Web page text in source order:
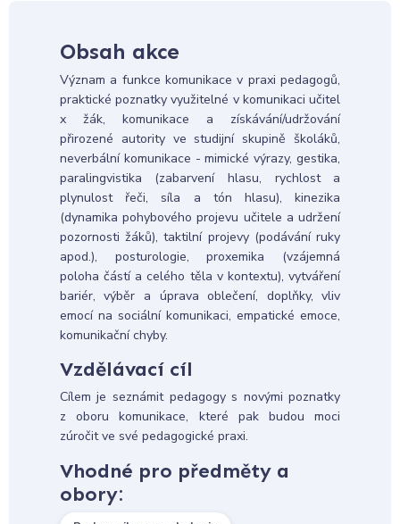
Obsah akce
Význam a funkce komunikace v praxi pedagogů,
praktické poznatky využitelné v komunikaci učitel
x žák, komunikace a získávání/udržování
přirozené autority ve studijní skupině školáků,
neverbální komunikace - mimické výrazy, gestika,
paralingvistika (zabarvení hlasu, rychlost a
plynulost řeči, síla a tón hlasu), kinezika
(dynamika pohybového projevu učitele a udržení
pozornosti žáků), taktilní projevy (podávání ruky
apod.), posturologie, proxemika (vzájemná
poloha částí a celého těla v kontextu), vytváření
bariér, výběr a úprava oblečení, doplňky, vliv
emocí na sociální komunikaci, empatické emoce,
komunikační chyby.
Vzdělávací cíl
Cílem je seznámit pedagogy s novými poznatky
z oboru komunikace, které pak budou moci
zúročit ve své pedagogické praxi.
Vhodné pro předměty a
obory: